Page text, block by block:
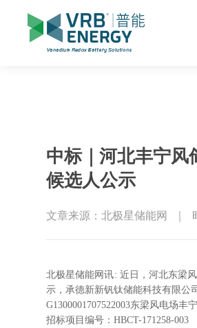
中标｜河北丰宁风
候选人公示
文章来源：北极星储能网
北极星储能网讯: 近日，河北东梁
示，承德新新钒钛储能科技有限公
G1300001707522003东梁风电场丰
招标项目编号：HBCT-171258-003